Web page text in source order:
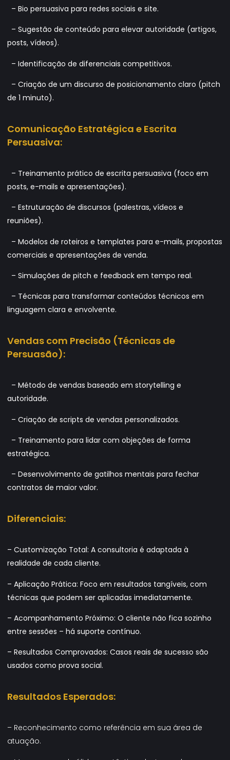
– Bio persuasiva para redes sociais e site.
– Sugestão de conteúdo para elevar autoridade (artigos,
posts, vídeos).
– Identificação de diferenciais competitivos.
– Criação de um discurso de posicionamento claro (pitch
de 1 minuto).
Comunicação Estratégica e Escrita
Persuasiva:
– Treinamento prático de escrita persuasiva (foco em
posts, e-mails e apresentações).
– Estruturação de discursos (palestras, vídeos e
reuniões).
– Modelos de roteiros e templates para e-mails, propostas
comerciais e apresentações de venda.
– Simulações de pitch e feedback em tempo real.
– Técnicas para transformar conteúdos técnicos em
linguagem clara e envolvente.
Vendas com Precisão (Técnicas de
Persuasão):
– Método de vendas baseado em storytelling e
autoridade.
– Criação de scripts de vendas personalizados.
– Treinamento para lidar com objeções de forma
estratégica.
– Desenvolvimento de gatilhos mentais para fechar
contratos de maior valor.
Diferenciais:
– Customização Total: A consultoria é adaptada à
realidade de cada cliente.
– Aplicação Prática: Foco em resultados tangíveis, com
técnicas que podem ser aplicadas imediatamente.
– Acompanhamento Próximo: O cliente não fica sozinho
entre sessões – há suporte contínuo.
– Resultados Comprovados: Casos reais de sucesso são
usados como prova social.
Resultados Esperados:
– Reconhecimento como referência em sua área de
atuação.